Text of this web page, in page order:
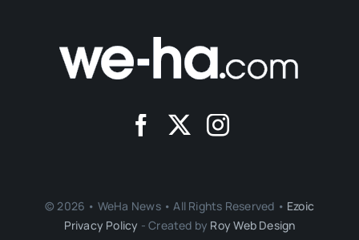
© 2026 • WeHa News • All Rights Reserved • Ezoic
Privacy Policy - Created by Roy Web Design